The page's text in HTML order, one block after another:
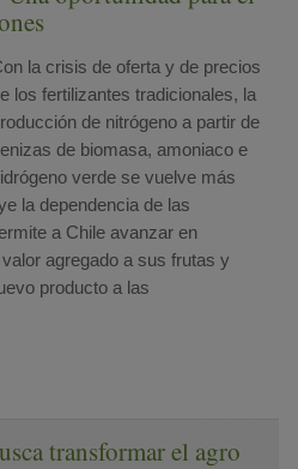
la crisis de oferta y de precios
los fertilizantes tradicionales, la
de nitrógeno a partir de
de biomasa, amoniaco e
verde se vuelve más
la dependencia de las
a Chile avanzar en
agregado a sus frutas y
producto a las
transformar el agro